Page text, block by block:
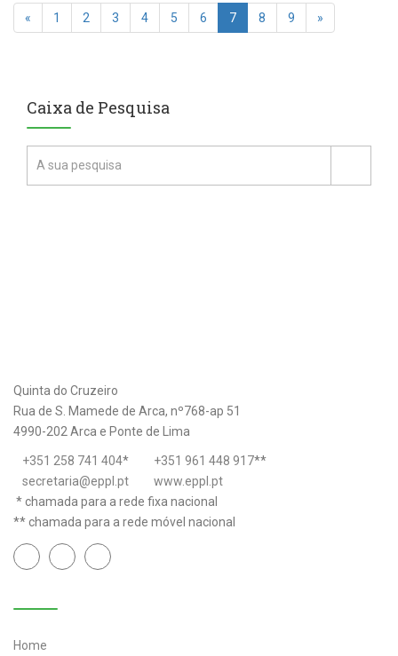
« 1 2 3 4 5 6 7 8 9 »
Caixa de Pesquisa
Quinta do Cruzeiro
Rua de S. Mamede de Arca, nº768-ap 51
4990-202 Arca e Ponte de Lima
+351 258 741 404* +351 961 448 917**
secretaria@eppl.pt
www.eppl.pt
* chamada para a rede fixa nacional
** chamada para a rede móvel nacional
Home